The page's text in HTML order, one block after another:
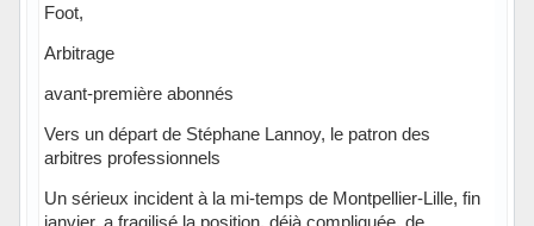
Foot,
Arbitrage
avant-première abonnés
Vers un départ de Stéphane Lannoy, le patron des
arbitres professionnels
Un sérieux incident à la mi-temps de Montpellier-Lille, fin
janvier, a fragilisé la position, déjà compliquée, de